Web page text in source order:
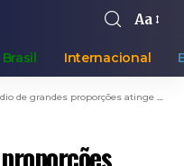
Aa
Brasil Internacional
grandes proporções atinge depósito da Avicap no centro de Macapá